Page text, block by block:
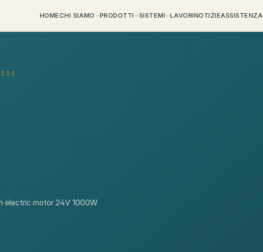
HOMECHI SIAMO PRODOTTI SISTEMI LAVORINOTIZIEASSISTENZA
electric motor 24V 1000W